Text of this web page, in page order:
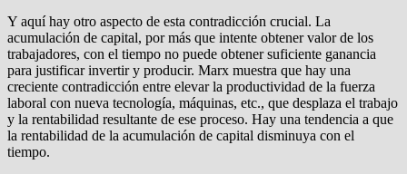
Y aquí hay otro aspecto de esta contradicción crucial. La
acumulación de capital, por más que intente obtener valor de los
trabajadores, con el tiempo no puede obtener suficiente ganancia
para justificar invertir y producir. Marx muestra que hay una
creciente contradicción entre elevar la productividad de la fuerza
laboral con nueva tecnología, máquinas, etc., que desplaza el trabajo
y la rentabilidad resultante de ese proceso. Hay una tendencia a que
la rentabilidad de la acumulación de capital disminuya con el
tiempo.